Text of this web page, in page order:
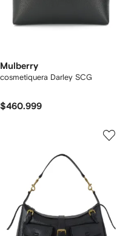
Mulberry
cosmetiquera Darley SCG
$460.999